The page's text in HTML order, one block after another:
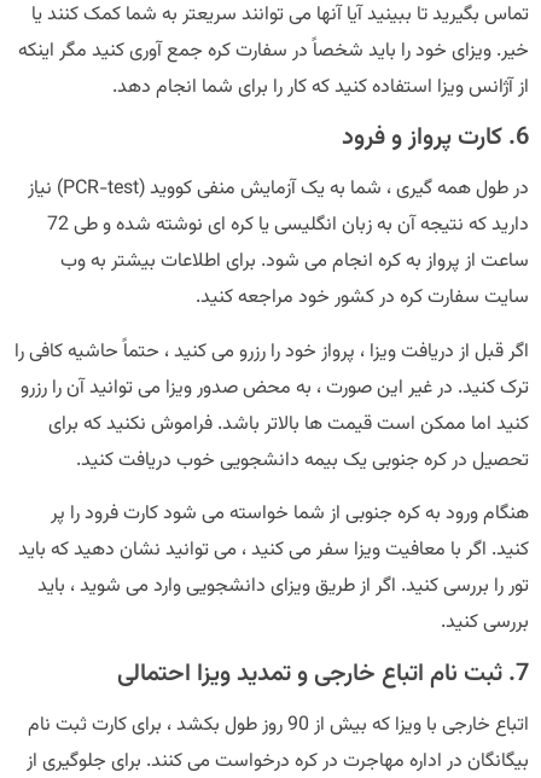
تماس بگیرید تا ببینید آیا آنها می توانند سریعتر به شما کمک کنند یا
خیر. ویزای خود را باید شخصاً در سفارت کره جمع آوری کنید مگر اینکه
از آژانس ویزا استفاده کنید که کار را برای شما انجام دهد.
6. کارت پرواز و فرود
در طول همه گیری ، شما به یک آزمایش منفی کووید (PCR-test) نیاز
دارید که نتیجه آن به زبان انگلیسی یا کره ای نوشته شده و طی 72
ساعت از پرواز به کره انجام می شود. برای اطلاعات بیشتر به وب
سایت سفارت کره در کشور خود مراجعه کنید.
اگر قبل از دریافت ویزا ، پرواز خود را رزرو می کنید ، حتماً حاشیه کافی را
ترک کنید. در غیر این صورت ، به محض صدور ویزا می توانید آن را رزرو
کنید اما ممکن است قیمت ها بالاتر باشد. فراموش نکنید که برای
تحصیل در کره جنوبی یک بیمه دانشجویی خوب دریافت کنید.
هنگام ورود به کره جنوبی از شما خواسته می شود کارت فرود را پر
کنید. اگر با معافیت ویزا سفر می کنید ، می توانید نشان دهید که باید
تور را بررسی کنید. اگر از طریق ویزای دانشجویی وارد می شوید ، باید
بررسی کنید.
7. ثبت نام اتباع خارجی و تمدید ویزا احتمالی
اتباع خارجی با ویزا که بیش از 90 روز طول بکشد ، برای کارت ثبت نام
بیگانگان در اداره مهاجرت در کره درخواست می کنند. برای جلوگیری از